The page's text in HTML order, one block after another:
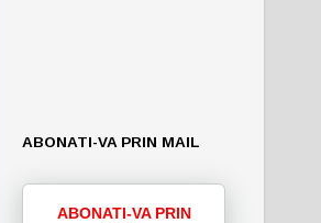
ABONATI-VA PRIN MAIL
ABONATI-VA PRIN